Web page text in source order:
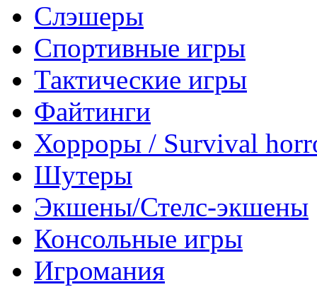
Слэшеры
Спортивные игры
Тактические игры
Файтинги
Хорроры / Survival
Шутеры
Экшены/Стелс-экшены
Консольные игры
Игромания